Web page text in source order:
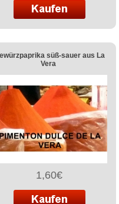
süß-sauer aus La
Vera
1,60€